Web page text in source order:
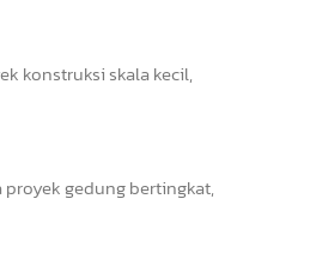
konstruksi skala kecil,
gedung bertingkat,